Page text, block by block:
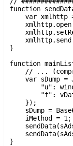
function
var xmlhttp
}
function
// ...
var sDump =
"u":
"f":
    });
sDump =
    iMethod = 1;
}